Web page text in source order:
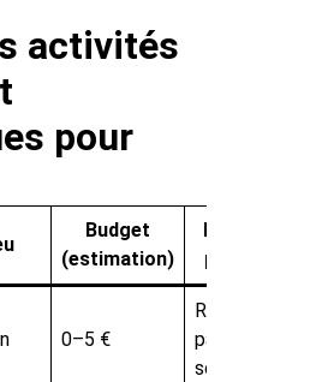
activités
pour
Budget
(estimation)
principal
0–5 €
Rires
partagés,
souvenirs